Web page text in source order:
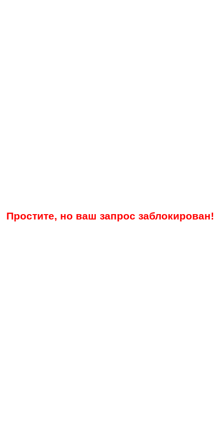
Простите, но ваш запрос заблокирован!